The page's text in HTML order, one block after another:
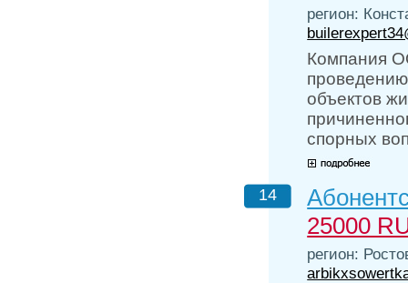
регион:
Компания
объектов
спорных
14
25000
регион: